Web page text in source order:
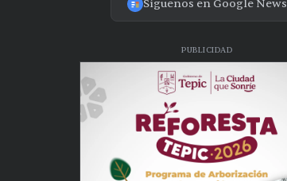
Síguenos en Google News
PUBLICIDAD